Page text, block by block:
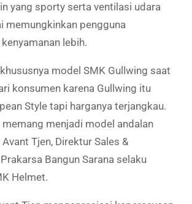
yang sporty serta ventilasi udara
memungkinkan pengguna
lebih.
model SMK Gullwing saat
konsumen karena Gullwing itu
Style tapi harganya terjangkau.
menjadi model andalan
Avant Tjen, Direktur Sales &
Bangun Sarana selaku
Helmet.